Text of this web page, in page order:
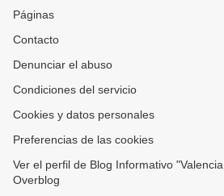
Páginas
Contacto
Denunciar el abuso
Condiciones del servicio
Cookies y datos personales
Preferencias de las cookies
Ver el perfil de Blog Informativo
Overblog